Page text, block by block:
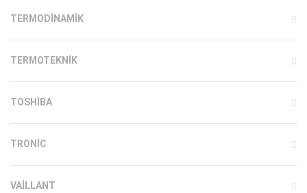
TERMODINAMIK
TERMOTEKNIK
TOSHIBA
TRONIC
VAILLANT